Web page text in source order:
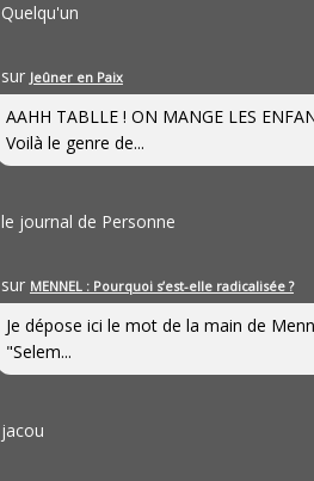
Quelqu'un
sur Jeûner en Paix
AAHH TABLLE ! ON MANGE LES
Voilà le genre de...
le journal de Personne
sur MENNEL : Pourquoi s’est-elle radicalisée ?
Je dépose ici le mot de la main de
"Selem...
jacou